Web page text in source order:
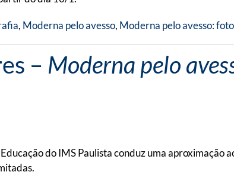
, Moderna pelo avesso, Moderna pelo avesso:
– Moderna pelo
Educação do IMS Paulista conduz uma